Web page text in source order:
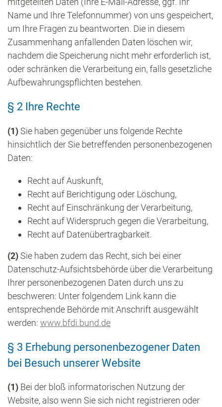
Name und Ihre Telefonnummer) von uns gespeichert,
um Ihre Fragen zu beantworten. Die in diesem
Zusammenhang anfallenden Daten löschen wir,
nachdem die Speicherung nicht mehr erforderlich ist,
oder schränken die Verarbeitung ein, falls gesetzliche
Aufbewahrungspflichten bestehen.
§ 2 Ihre Rechte
(1)Sie haben gegenüber uns folgende Rechte
hinsichtlich der Sie betreffenden personenbezogenen
Daten:
Recht auf Auskunft,
Recht auf Berichtigung oder Löschung,
Recht auf Einschränkung der Verarbeitung,
Recht auf Widerspruch gegen die Verarbeitung,
Recht auf Datenübertragbarkeit.
(2)Sie haben zudem das Recht, sich bei einer
Datenschutz-Aufsichtsbehörde über die Verarbeitung
Ihrer personenbezogenen Daten durch uns zu
beschweren: Unter folgendem Link kann die
entsprechende Behörde mit Anschrift ausgewählt
werden: www.bfdi.bund.de
§ 3 Erhebung personenbezogener Daten
bei Besuch unserer Website
(1) Bei der bloß informatorischen Nutzung der
Website, also wenn Sie sich nicht registrieren oder